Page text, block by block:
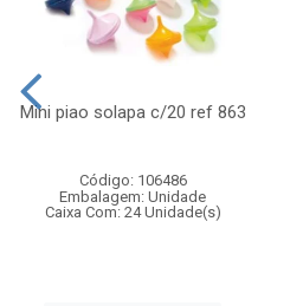
Mini piao solapa c/20 ref 863
Código: 106486
Embalagem: Unidade
Caixa Com: 24 Unidade(s)